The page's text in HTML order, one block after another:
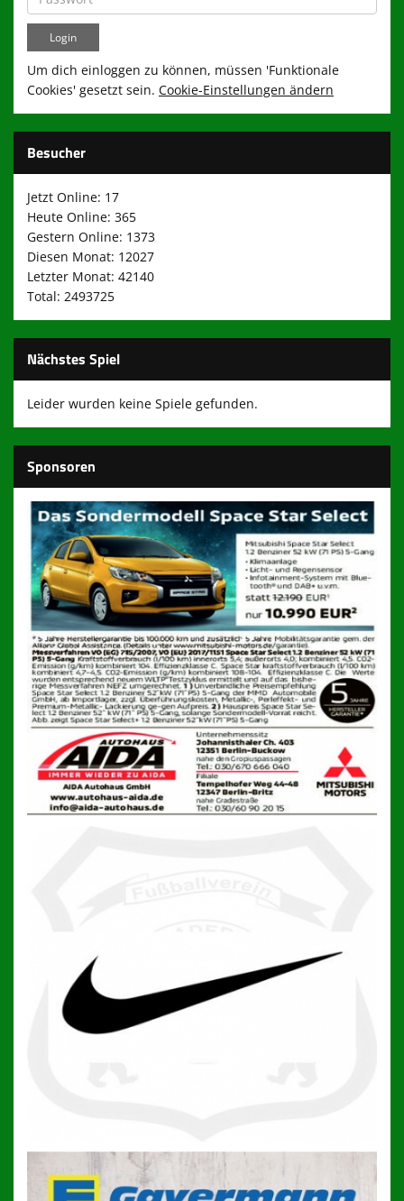
Um dich einloggen zu können, müssen 'Funktionale
Cookies' gesetzt sein. Cookie-Einstellungen ändern
Besucher
Jetzt Online: 17
Heute Online: 365
Gestern Online: 1373
Diesen Monat: 12027
Letzter Monat: 42140
Total: 2493725
Nächstes Spiel
Leider wurden keine Spiele gefunden.
Sponsoren